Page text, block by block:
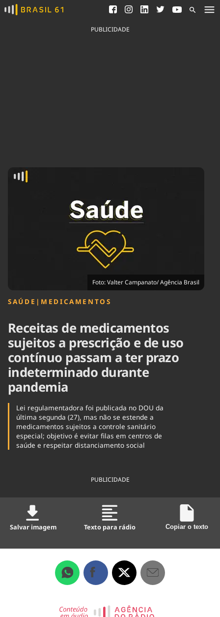
Ver todas as notícias
Saneamento
Indicadores
Agronegócios
Economia
Educação
Infraestrutura
Internacional
Política
Saúde
Tempo
PUBLICIDADE
Foto: Valter Campanato/ Agência Brasil
SAÚDE | MEDICAMENTOS
Receitas de medicamentos
sujeitos a prescrição e de uso
contínuo passam a ter prazo
indeterminado durante
pandemia
Lei regulamentadora foi publicada no DOU da
última segunda (27), mas não se estende a
medicamentos sujeitos a controle sanitário
especial; objetivo é evitar filas em centros de
saúde e respeitar distanciamento social
PUBLICIDADE
Salvar imagem Texto para rádio Copiar o texto